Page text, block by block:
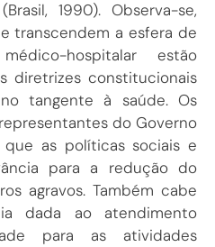
1990). Observa-se,
transcendem a esfera de
hospitalar estão
diretrizes constitucionais
tangente à saúde. Os
do Governo
que as políticas sociais e
para a redução do
agravos. Também cabe
dada ao atendimento
para as atividades